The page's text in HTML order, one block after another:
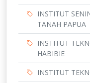
INSTITUT
TANAH PAPUA
INSTITUT
HABIBIE
INSTITUT